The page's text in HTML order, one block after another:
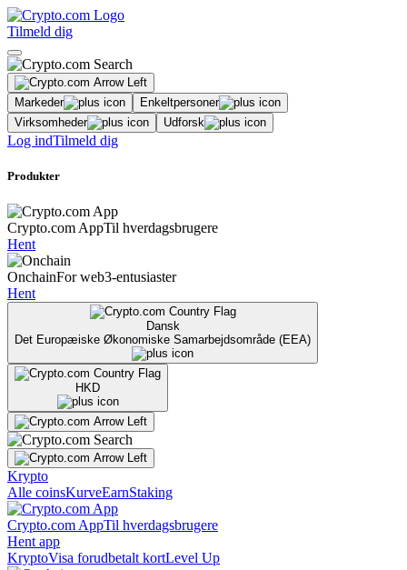
Tilmeld dig
Markeder
Enkeltpersoner
Virksomheder
Udforsk
Log indTilmeld dig
Produkter
Crypto.com AppTil hverdagsbrugere
Hent
OnchainFor web3-entusiaster
Hent
Dansk
Det Europæiske Økonomiske Samarbejdsområde (EEA)
HKD
Krypto
Alle coinsKurveEarnStaking
Crypto.com AppTil hverdagsbrugere
Hent app
KryptoVisa forudbetalt kortLevel Up